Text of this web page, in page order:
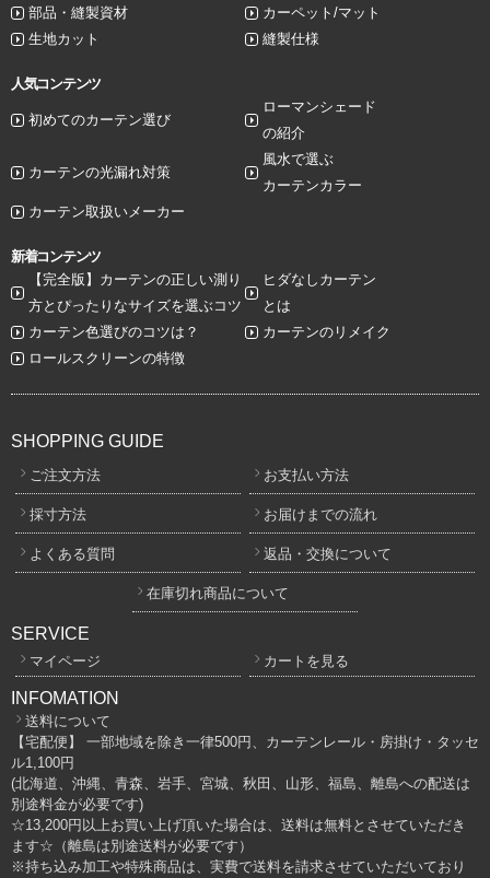
部品・縫製資材
カーペット/マット
生地カット
縫製仕様
人気コンテンツ
初めてのカーテン選び
ローマンシェード
の紹介
カーテンの光漏れ対策
風水で選ぶ
カーテンカラー
カーテン取扱いメーカー
新着コンテンツ
【完全版】カーテンの正しい測り
方とぴったりなサイズを選ぶコツ
ヒダなしカーテン
とは
カーテン色選びのコツは？
カーテンのリメイク
ロールスクリーンの特徴
SHOPPING GUIDE
ご注文方法 お支払い方法
採寸方法 お届けまでの流れ
よくある質問 返品・交換について
在庫切れ商品について
SERVICE
マイページ カートを見る
INFOMATION
送料について
【宅配便】 一部地域を除き一律500円、カーテンレール・房掛け・タッセ
ル1,100円
(北海道、沖縄、青森、岩手、宮城、秋田、山形、福島、離島への配送は
別途料金が必要です)
☆13,200円以上お買い上げ頂いた場合は、送料は無料とさせていただき
ます☆（離島は別途送料が必要です）
※持ち込み加工や特殊商品は、実費で送料を請求させていただいており